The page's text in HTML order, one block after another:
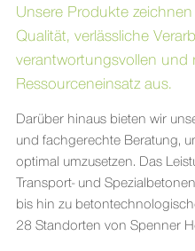
Unsere Produkte
Qualität, verlässliche
verantwortungsvollen und
Ressourceneinsatz aus.
Darüber hinaus bieten wir
und fachgerechte Beratung,
optimal umzusetzen. Das
Transport- und
bis hin zu
28 Standorten von Spenner